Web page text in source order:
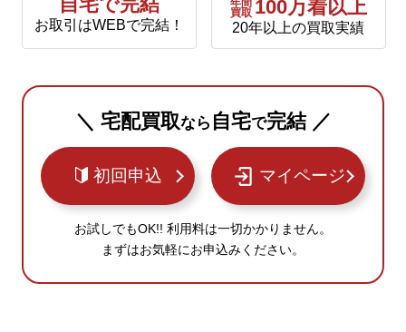
自宅で完結
お取引はWEBで完結！
年間
買取 100万着以上
20年以上の買取実績
＼ 宅配買取なら 自宅で完結 ／
初回申込 マイページ
お試しでもOK!! 利用料は一切かかりません。
まずはお気軽にお申込みください。